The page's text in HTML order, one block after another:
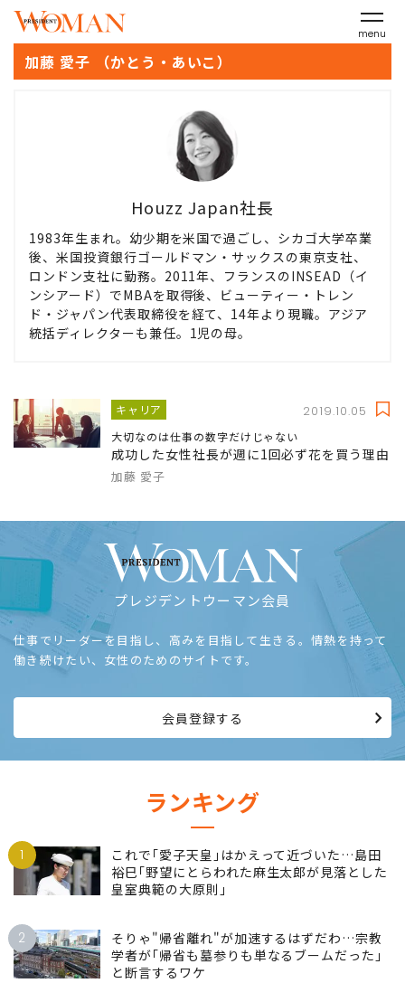
menu
加藤 愛子 （かとう・あいこ）
Houzz Japan社長
1983年生まれ。幼少期を米国で過ごし、シカゴ大学卒業
後、米国投資銀行ゴールドマン・サックスの東京支社、
ロンドン支社に勤務。2011年、フランスのINSEAD（イ
ンシアード）でMBAを取得後、ビューティー・トレン
ド・ジャパン代表取締役を経て、14年より現職。アジア
統括ディレクターも兼任。1児の母。
キャリア 2019.10.05
大切なのは仕事の数字だけじゃない
成功した女性社長が週に1回必ず花を買う理由
加藤 愛子
プレジデントウーマン会員
仕事でリーダーを目指し、高みを目指して生きる。情熱を持って
働き続けたい、女性のためのサイトです。
会員登録する
ランキング
1
これで｢愛子天皇｣はかえって近づいた…島田
裕巳｢野望にとらわれた麻生太郎が見落とした
皇室典範の大原則｣
2
そりゃ"帰省離れ"が加速するはずだわ…宗教
学者が｢帰省も墓参りも単なるブームだった｣
と断言するワケ